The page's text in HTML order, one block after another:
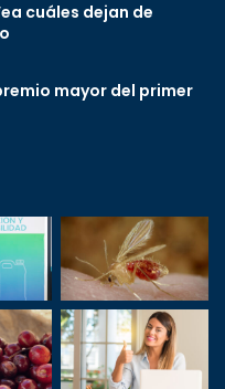
cuáles dejan de
mayor del primer